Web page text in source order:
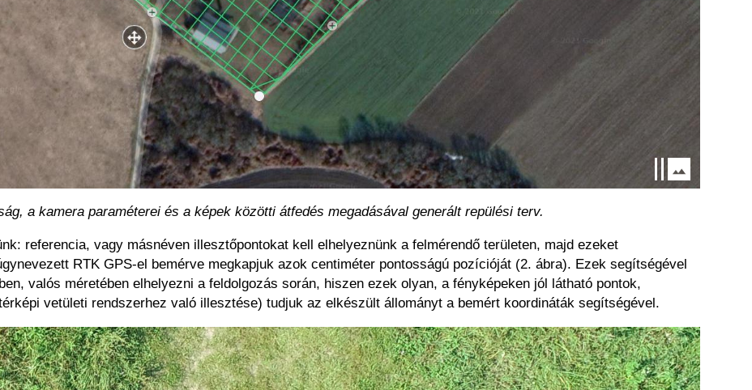
a kamera paraméterei és a képek közötti átfedés megadásával generált repülési terv.
referencia, vagy másnéven illesztőpontokat kell elhelyeznünk a felmérendő területen, majd ezeket
RTK GPS-el bemérve megkapjuk azok centiméter pontosságú pozícióját (2. ábra). Ezek segítségével
valós méretében elhelyezni a feldolgozás során, hiszen ezek olyan, a fényképeken jól látható pontok,
vetületi rendszerhez való illesztése) tudjuk az elkészült állományt a bemért koordináták segítségével.